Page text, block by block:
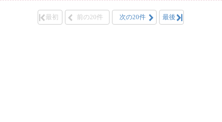
最初 前の20件 次の20件 最後